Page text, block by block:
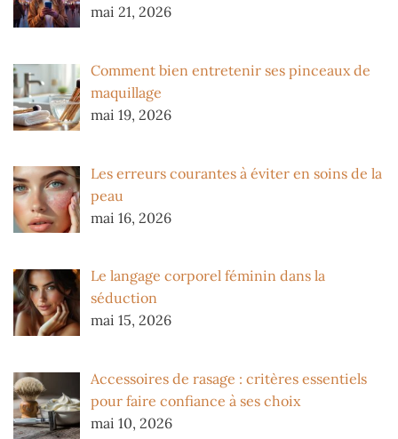
mai 21, 2026
Comment bien entretenir ses pinceaux de
maquillage
mai 19, 2026
Les erreurs courantes à éviter en soins de la
peau
mai 16, 2026
Le langage corporel féminin dans la
séduction
mai 15, 2026
Accessoires de rasage : critères essentiels
pour faire confiance à ses choix
mai 10, 2026